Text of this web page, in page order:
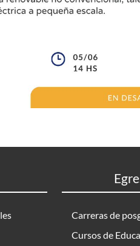
Carreras de
Cursos de